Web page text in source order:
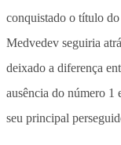
conquistado o título
Medvedev seguiria
deixado a diferença
ausência do número 1
seu principal